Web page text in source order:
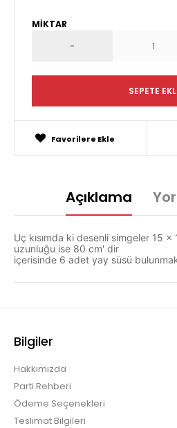
MIKTAR
Favorilere Ekle
Açıklama
Uç kısımda ki desenli simgeler 15 x
uzunluğu ise 80 cm' dir
içerisinde 6 adet yay süsü
Bilgiler
Hakkımızda
Parti Rehberi
Ödeme Seçenekleri
Teslimat Bilgileri